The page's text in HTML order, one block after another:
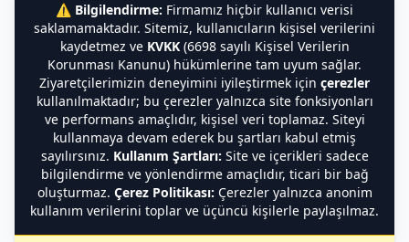
⚠️ Bilgilendirme: Firmamız hiçbir kullanıcı verisi
saklamamaktadır. Sitemiz, kullanıcıların kişisel verilerini
kaydetmez ve KVKK(6698 sayılı Kişisel Verilerin
Korunması Kanunu) hükümlerine tam uyum sağlar.
Ziyaretçilerimizin deneyimini iyileştirmek için çerezler
kullanılmaktadır; bu çerezler yalnızca site fonksiyonları
ve performans amaçlıdır, kişisel veri toplamaz. Siteyi
kullanmaya devam ederek bu şartları kabul etmiş
sayılırsınız. Kullanım Şartları: Site ve içerikleri sadece
bilgilendirme ve yönlendirme amaçlıdır, ticari bir bağ
oluşturmaz. Çerez Politikası: Çerezler yalnızca anonim
kullanım verilerini toplar ve üçüncü kişilerle paylaşılmaz.